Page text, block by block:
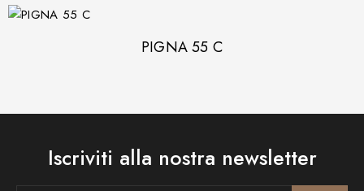
PIGNA 55 C
Iscriviti alla nostra newsletter